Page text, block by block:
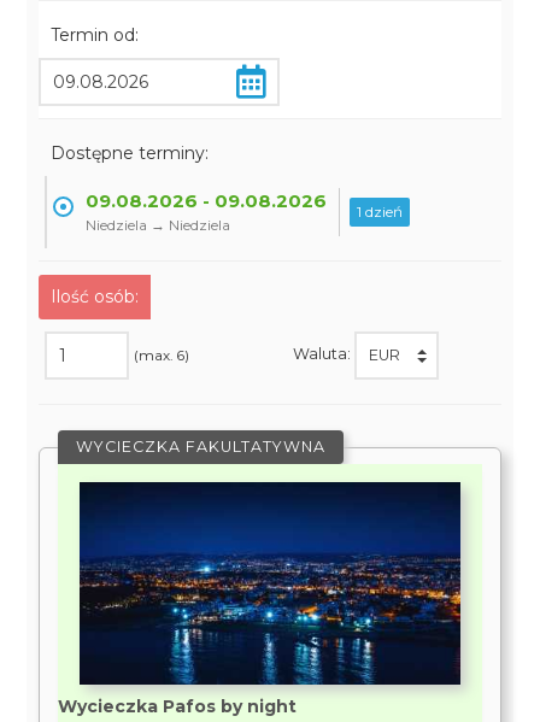
Termin od:
Dostępne terminy:
09.08.2026 - 09.08.2026
Niedziela → Niedziela
1 dzień
Ilość osób:
(max. 6) Waluta:
WYCIECZKA FAKULTATYWNA
Wycieczka Pafos by night